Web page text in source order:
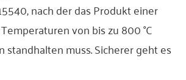
nach der das Produkt einer
von bis zu 800 °C
standhalten muss. Sicherer geht es